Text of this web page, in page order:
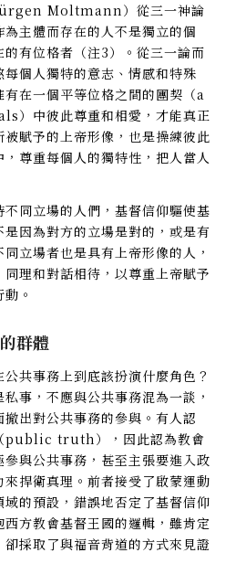
Moltmann）從三一神論
主體而存在的人不是獨立的個
有位格者（注3）。從三一論而
個人獨特的意志、情感和特殊
在一個平等位格之間的團契（a
中彼此尊重和相愛，才能真正
賦予的上帝形像，也是操練彼此
尊重每個人的獨特性，把人當人
同立場的人們，基督信仰驅使基
因為對方的立場是對的，或是有
立場者也是具有上帝形像的人，
理和對話相待，以尊重上帝賦予
。
群體
共事務上到底該扮演什麼角色？
事，不應與公共事務混為一談，
出對公共事務的參與。有人認
public truth），因此認為教會
與公共事務，甚至主張要進入政
捍衛真理。前者接受了啟蒙運動
的預設，錯誤地否定了基督信仰
方教會基督王國的邏輯，雖肯定
採取了與福音背道的方式來見證